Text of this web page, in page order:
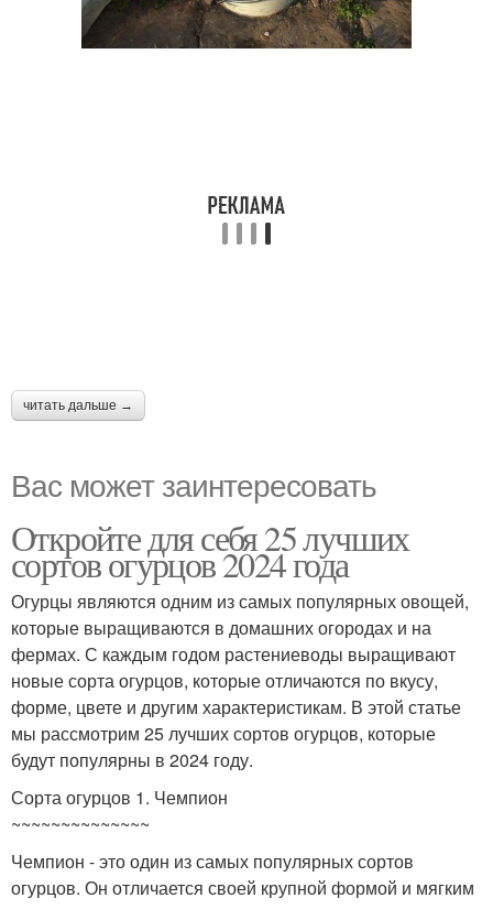
читать дальше →
Вас может заинтересовать
Откройте для себя 25 лучших
сортов огурцов 2024 года
Огурцы являются одним из самых популярных овощей,
которые выращиваются в домашних огородах и на
фермах. С каждым годом растениеводы выращивают
новые сорта огурцов, которые отличаются по вкусу,
форме, цвете и другим характеристикам. В этой статье
мы рассмотрим 25 лучших сортов огурцов, которые
будут популярны в 2024 году.
Сорта огурцов 1. Чемпион
~~~~~~~~~~~~~~
Чемпион - это один из самых популярных сортов
огурцов. Он отличается своей крупной формой и мягким